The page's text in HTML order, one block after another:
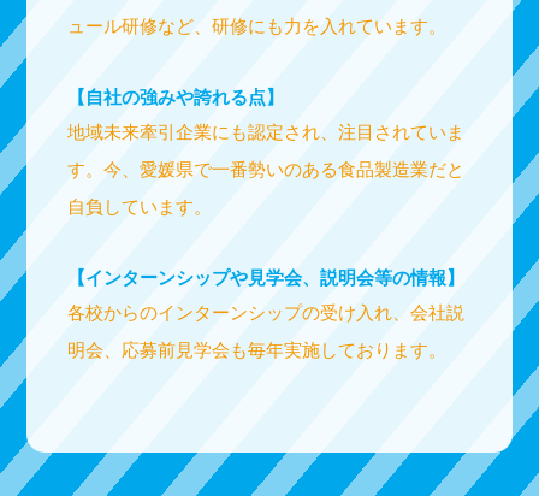
ュール研修など、研修にも力を入れています。
【自社の強みや誇れる点】
地域未来牽引企業にも認定され、注目されていま
す。今、愛媛県で一番勢いのある食品製造業だと
自負しています。
【インターンシップや見学会、説明会等の情報】
各校からのインターンシップの受け入れ、会社説
明会、応募前見学会も毎年実施しております。